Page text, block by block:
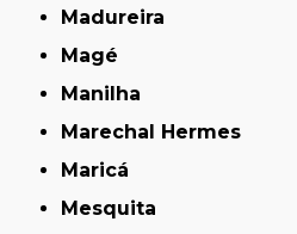
Madureira
Magé
Manilha
Marechal Hermes
Maricá
Mesquita